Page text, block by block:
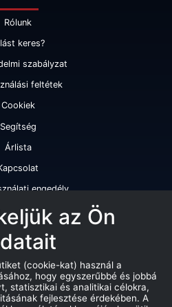
Rólunk
keres?
szabályzat
feltétek
Cookiek
Segítség
Árlista
engedély
riport
tanúsítvány
az Ön
(cookie-kat) használ a
hogy egyszerűbbé és jobbá
statisztikai és analitikai célokra,
fejlesztése érdekében. A